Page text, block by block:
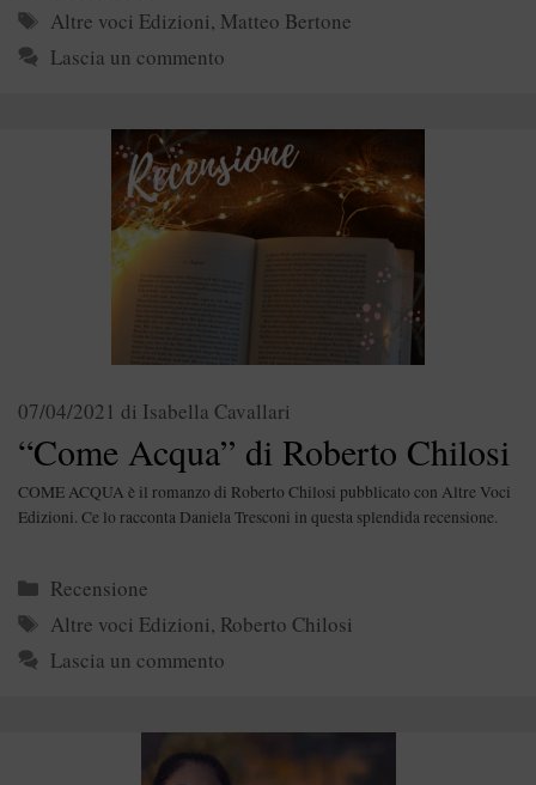
Tag
Altre voci Edizioni, Matteo Bertone
Lascia un commento
“Come Acqua” di Roberto Chilosi
07/04/2021 di Isabella Cavallari
COME ACQUA è il romanzo di Roberto Chilosi pubblicato con Altre Voci
Edizioni. Ce lo racconta Daniela Tresconi in questa splendida recensione.
Categorie
Recensione
Tag
Altre voci Edizioni, Roberto Chilosi
Lascia un commento